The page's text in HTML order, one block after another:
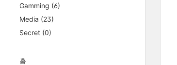
Gamming (6)
Media (23)
Secret (0)
홈